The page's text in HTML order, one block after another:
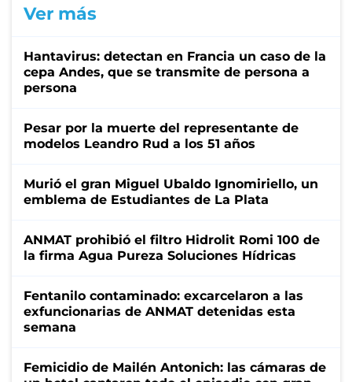
Ver más
Hantavirus: detectan en Francia un caso de la
cepa Andes, que se transmite de persona a
persona
Pesar por la muerte del representante de
modelos Leandro Rud a los 51 años
Murió el gran Miguel Ubaldo Ignomiriello, un
emblema de Estudiantes de La Plata
ANMAT prohibió el filtro Hidrolit Romi 100 de
la firma Agua Pureza Soluciones Hídricas
Fentanilo contaminado: excarcelaron a las
exfuncionarias de ANMAT detenidas esta
semana
Femicidio de Mailén Antonich: las cámaras de